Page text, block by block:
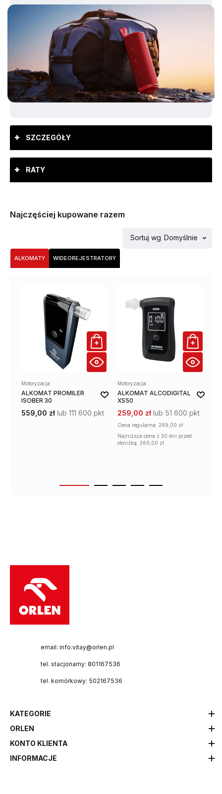
SZCZEGÓŁY
RATY
Najczęściej kupowane razem
ALKOMATY WIDEOREJESTRATORY
Sortuj wg Domyślnie
Motoryzacja
ALKOMAT PROMILER
ISOBER 30
559,00 zł lub 111 600 pkt
Motoryzacja
ALKOMAT ALCODIGITAL
XS50
259,00 zł lub 51 600 pkt
Cena regularna: 269,00 zł
Najniższa cena z 30 dni przed
obniżką: 269,00 zł
email: info.vitay@orlen.pl
tel. stacjonarny: 801167536
tel. komórkowy: 502167536
KATEGORIE
ORLEN
KONTO KLIENTA
INFORMACJE